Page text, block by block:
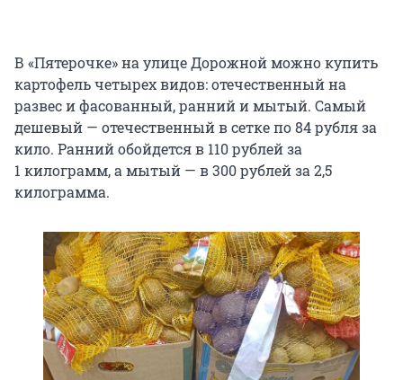
В «Пятерочке» на улице Дорожной можно купить
картофель четырех видов: отечественный на
развес и фасованный, ранний и мытый. Самый
дешевый — отечественный в сетке по 84 рубля за
кило. Ранний обойдется в 110 рублей за
1 килограмм, а мытый — в 300 рублей за 2,5
килограмма.